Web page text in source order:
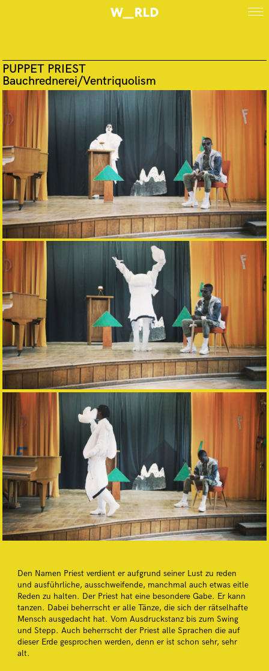
PUPPET PRIEST
Bauchrednerei/Ventriquolism
Den Namen Priest verdient er aufgrund seiner Lust zu reden
undausführliche, ausschweifende, manchmal auch etwas eitle
Redenzu halten. Der Priest hat eine besondere Gabe. Er kann
tanzen. Dabei beherrscht er alle Tänze, die sich der rätselhafte
Menschausgedacht hat. Vom Ausdruckstanz bis zum Swing
und Stepp.Auch beherrscht der Priest alle Sprachen die auf
dieser Erdegesprochen werden, denn er ist schon sehr, sehr
alt.